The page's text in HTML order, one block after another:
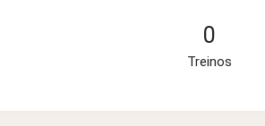
0
Treinos